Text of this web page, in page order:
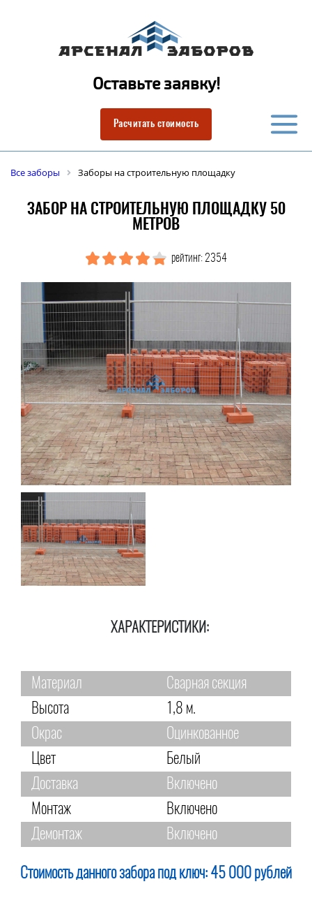
Оставьте заявку!
Расчитать стоимость
Все заборы Заборы на строительную площадку
ЗАБОР НА СТРОИТЕЛЬНУЮ ПЛОЩАДКУ 50
МЕТРОВ
рейтинг: 2354
ХАРАКТЕРИСТИКИ:
Материал
Сварная секция
Высота
1,8 м.
Окрас
Оцинкованное
Цвет
Белый
Доставка
Включено
Монтаж
Включено
Демонтаж
Включено
Стоимость данного забора под ключ: 45 000 рублей